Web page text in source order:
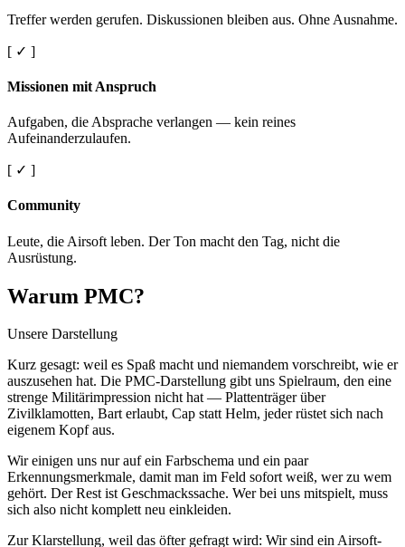
Treffer werden gerufen. Diskussionen bleiben aus. Ohne Ausnahme.
[ ✓ ]
Missionen mit Anspruch
Aufgaben, die Absprache verlangen — kein reines
Aufeinanderzulaufen.
[ ✓ ]
Community
Leute, die Airsoft leben. Der Ton macht den Tag, nicht die
Ausrüstung.
Warum PMC?
Unsere Darstellung
Kurz gesagt: weil es Spaß macht und niemandem vorschreibt, wie er
auszusehen hat. Die PMC-Darstellung gibt uns Spielraum, den eine
strenge Militärimpression nicht hat — Plattenträger über
Zivilklamotten, Bart erlaubt, Cap statt Helm, jeder rüstet sich nach
eigenem Kopf aus.
Wir einigen uns nur auf ein Farbschema und ein paar
Erkennungsmerkmale, damit man im Feld sofort weiß, wer zu wem
gehört. Der Rest ist Geschmackssache. Wer bei uns mitspielt, muss
sich also nicht komplett neu einkleiden.
Zur Klarstellung, weil das öfter gefragt wird: Wir sind ein Airsoft-